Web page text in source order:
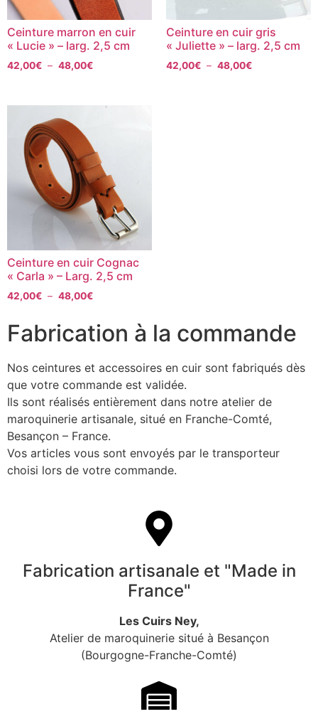
Ceinture marron en cuir
« Lucie » – larg. 2,5 cm
42,00€ – 48,00€
Ceinture en cuir gris
« Juliette » – larg. 2,5 cm
42,00€ – 48,00€
Ceinture en cuir Cognac
« Carla » – Larg. 2,5 cm
42,00€ – 48,00€
Fabrication à la commande
Nos ceintures et accessoires en cuir sont fabriqués dès
que votre commande est validée.
Ils sont réalisés entièrement dans notre atelier de
maroquinerie artisanale, situé en Franche-Comté,
Besançon – France.
Vos articles vous sont envoyés par le transporteur
choisi lors de votre commande.
Fabrication artisanale et "Made in
France"
Les Cuirs Ney,
Atelier de maroquinerie situé à Besançon
(Bourgogne-Franche-Comté)